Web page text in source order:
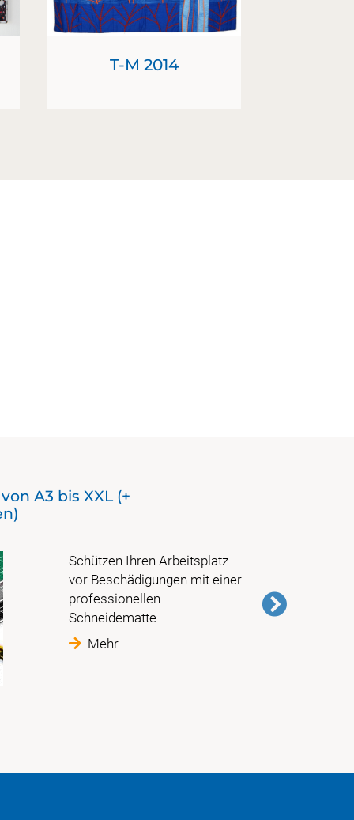
T-M 2014
A3 bis XXL (+
Schützen Ihren Arbeitsplatz
vor Beschädigungen mit einer
professionellen
Schneidematte
Mehr